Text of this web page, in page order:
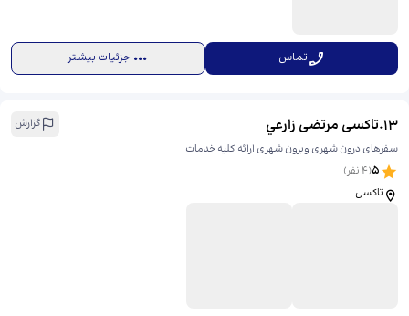
تماس جزئیات بیشتر
13
.تاکسی مرتضی زارعي
گزارش
سفرهای درون شهری وبرون شهری ارائه کلیه خدمات
5
(
4نفر)
تاکسی